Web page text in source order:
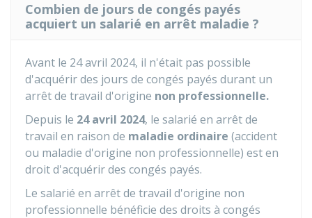
Combien de jours de congés payés
acquiert un salarié en arrêt maladie ?
Avant le 24 avril 2024, il n'était pas possible
d'acquérir des jours de congés payés durant un
arrêt de travail d'origine non professionnelle.
Depuis le 24 avril 2024, le salarié en arrêt de
travail en raison de maladie ordinaire (accident
ou maladie d'origine non professionnelle) est en
droit d'acquérir des congés payés.
Le salarié en arrêt de travail d'origine non
professionnelle bénéficie des droits à congés